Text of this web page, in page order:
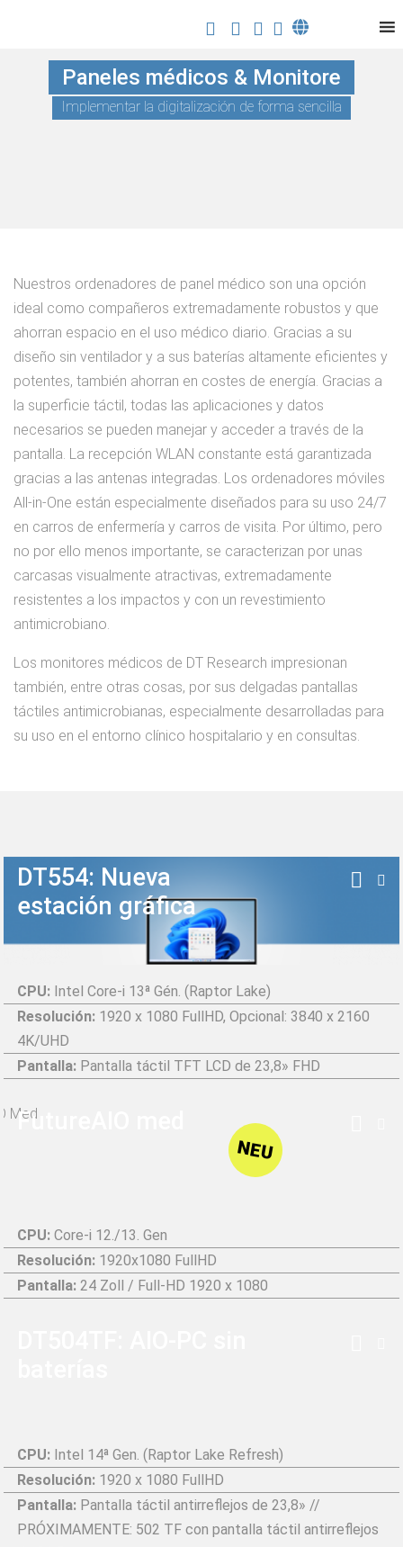
Paneles médicos & Monitore
Implementar la digitalización de forma sencilla
Nuestros ordenadores de panel médico son una opción
ideal como compañeros extremadamente robustos y que
ahorran espacio en el uso médico diario. Gracias a su
diseño sin ventilador y a sus baterías altamente eficientes y
potentes, también ahorran en costes de energía. Gracias a
la superficie táctil, todas las aplicaciones y datos
necesarios se pueden manejar y acceder a través de la
pantalla. La recepción WLAN constante está garantizada
gracias a las antenas integradas. Los ordenadores móviles
All-in-One están especialmente diseñados para su uso 24/7
en carros de enfermería y carros de visita. Por último, pero
no por ello menos importante, se caracterizan por unas
carcasas visualmente atractivas, extremadamente
resistentes a los impactos y con un revestimiento
antimicrobiano.
Los monitores médicos de DT Research impresionan
también, entre otras cosas, por sus delgadas pantallas
táctiles antimicrobianas, especialmente desarrolladas para
su uso en el entorno clínico hospitalario y en consultas.
DT554: Nueva
estación gráfica
CPU: Intel Core-i 13ª Gén. (Raptor Lake)
Resolución: 1920 x 1080 FullHD, Opcional: 3840 x 2160
4K/UHD
Pantalla: Pantalla táctil TFT LCD de 23,8» FHD
FutureAIO med
NEU
CPU: Core-i 12./13. Gen
Resolución: 1920x1080 FullHD
Pantalla: 24 Zoll / Full-HD 1920 x 1080
CPU: Intel 14ª Gen. (Raptor Lake Refresh)
Resolución: 1920 x 1080 FullHD
Pantalla: Pantalla táctil antirreflejos de 23,8» //
PRÓXIMAMENTE: 502 TF con pantalla táctil antirreflejos